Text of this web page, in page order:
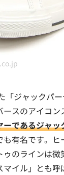
「ジャックパ
スのアイコン
ーであるジャッ
も有名です。
のラインは微
イル」とも呼